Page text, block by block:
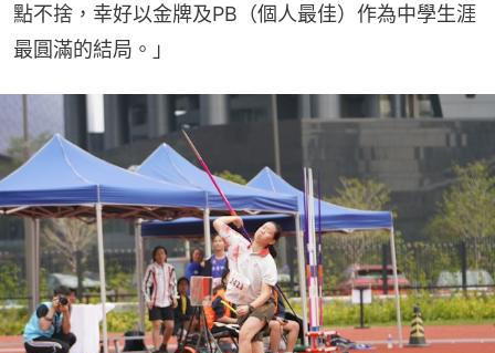
點不捨，幸好以金牌及PB（個人最佳）作為中學生涯
最圓滿的結局。」